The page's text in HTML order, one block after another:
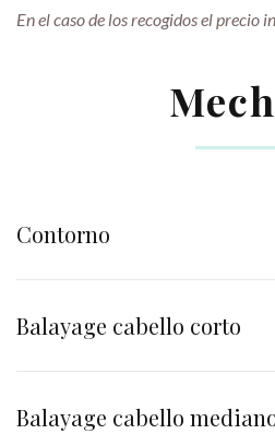
En el caso de los recogidos el precio
Contorno
Balayage cabello corto
Balayage cabello